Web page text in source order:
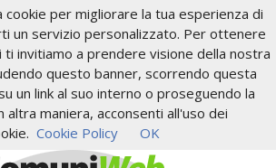
cookie per migliorare la tua esperienza di
un servizio personalizzato. Per ottenere
invitiamo a prendere visione della nostra
questo banner, scorrendo questa
un link al suo interno o proseguendo la
altra maniera, acconsenti all'uso dei
Cookie Policy OK